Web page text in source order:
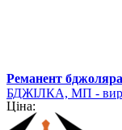
Реманент бджоляра
БДЖІЛКА, МП -
квіткового пилку
Ціна: